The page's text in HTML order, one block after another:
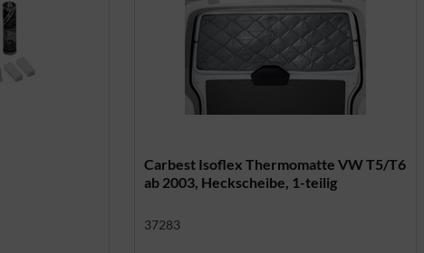
Carbest Isoflex Thermomatte VW T5/T6
ab 2003, Heckscheibe, 1-teilig
37283